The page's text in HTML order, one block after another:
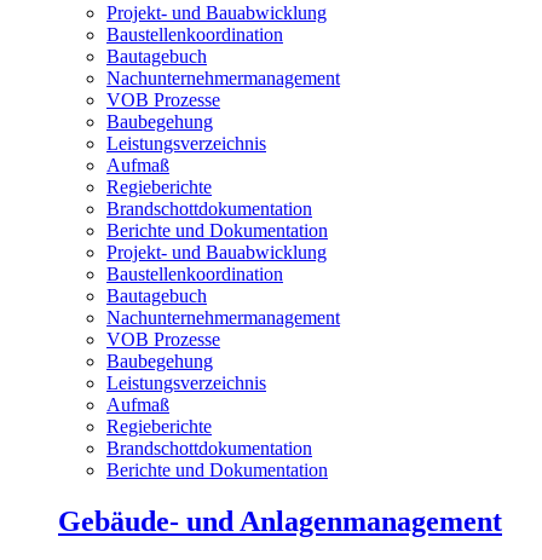
Projekt- und Bauabwicklung
Baustellenkoordination
Bautagebuch
Nachunternehmermanagement
VOB Prozesse
Baubegehung
Leistungsverzeichnis
Aufmaß
Regieberichte
Brandschottdokumentation
Berichte und Dokumentation
Projekt- und Bauabwicklung
Baustellenkoordination
Bautagebuch
Nachunternehmermanagement
VOB Prozesse
Baubegehung
Leistungsverzeichnis
Aufmaß
Regieberichte
Brandschottdokumentation
Berichte und Dokumentation
Gebäude- und Anlagenmanagement